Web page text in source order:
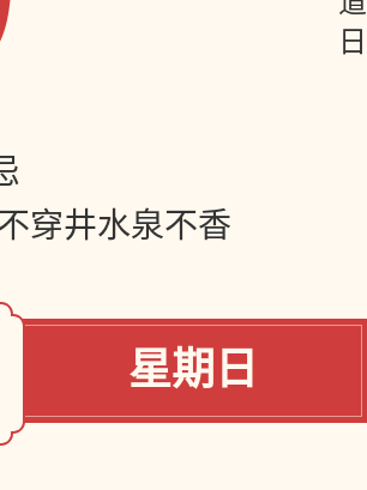
穿井水泉不香
星期日